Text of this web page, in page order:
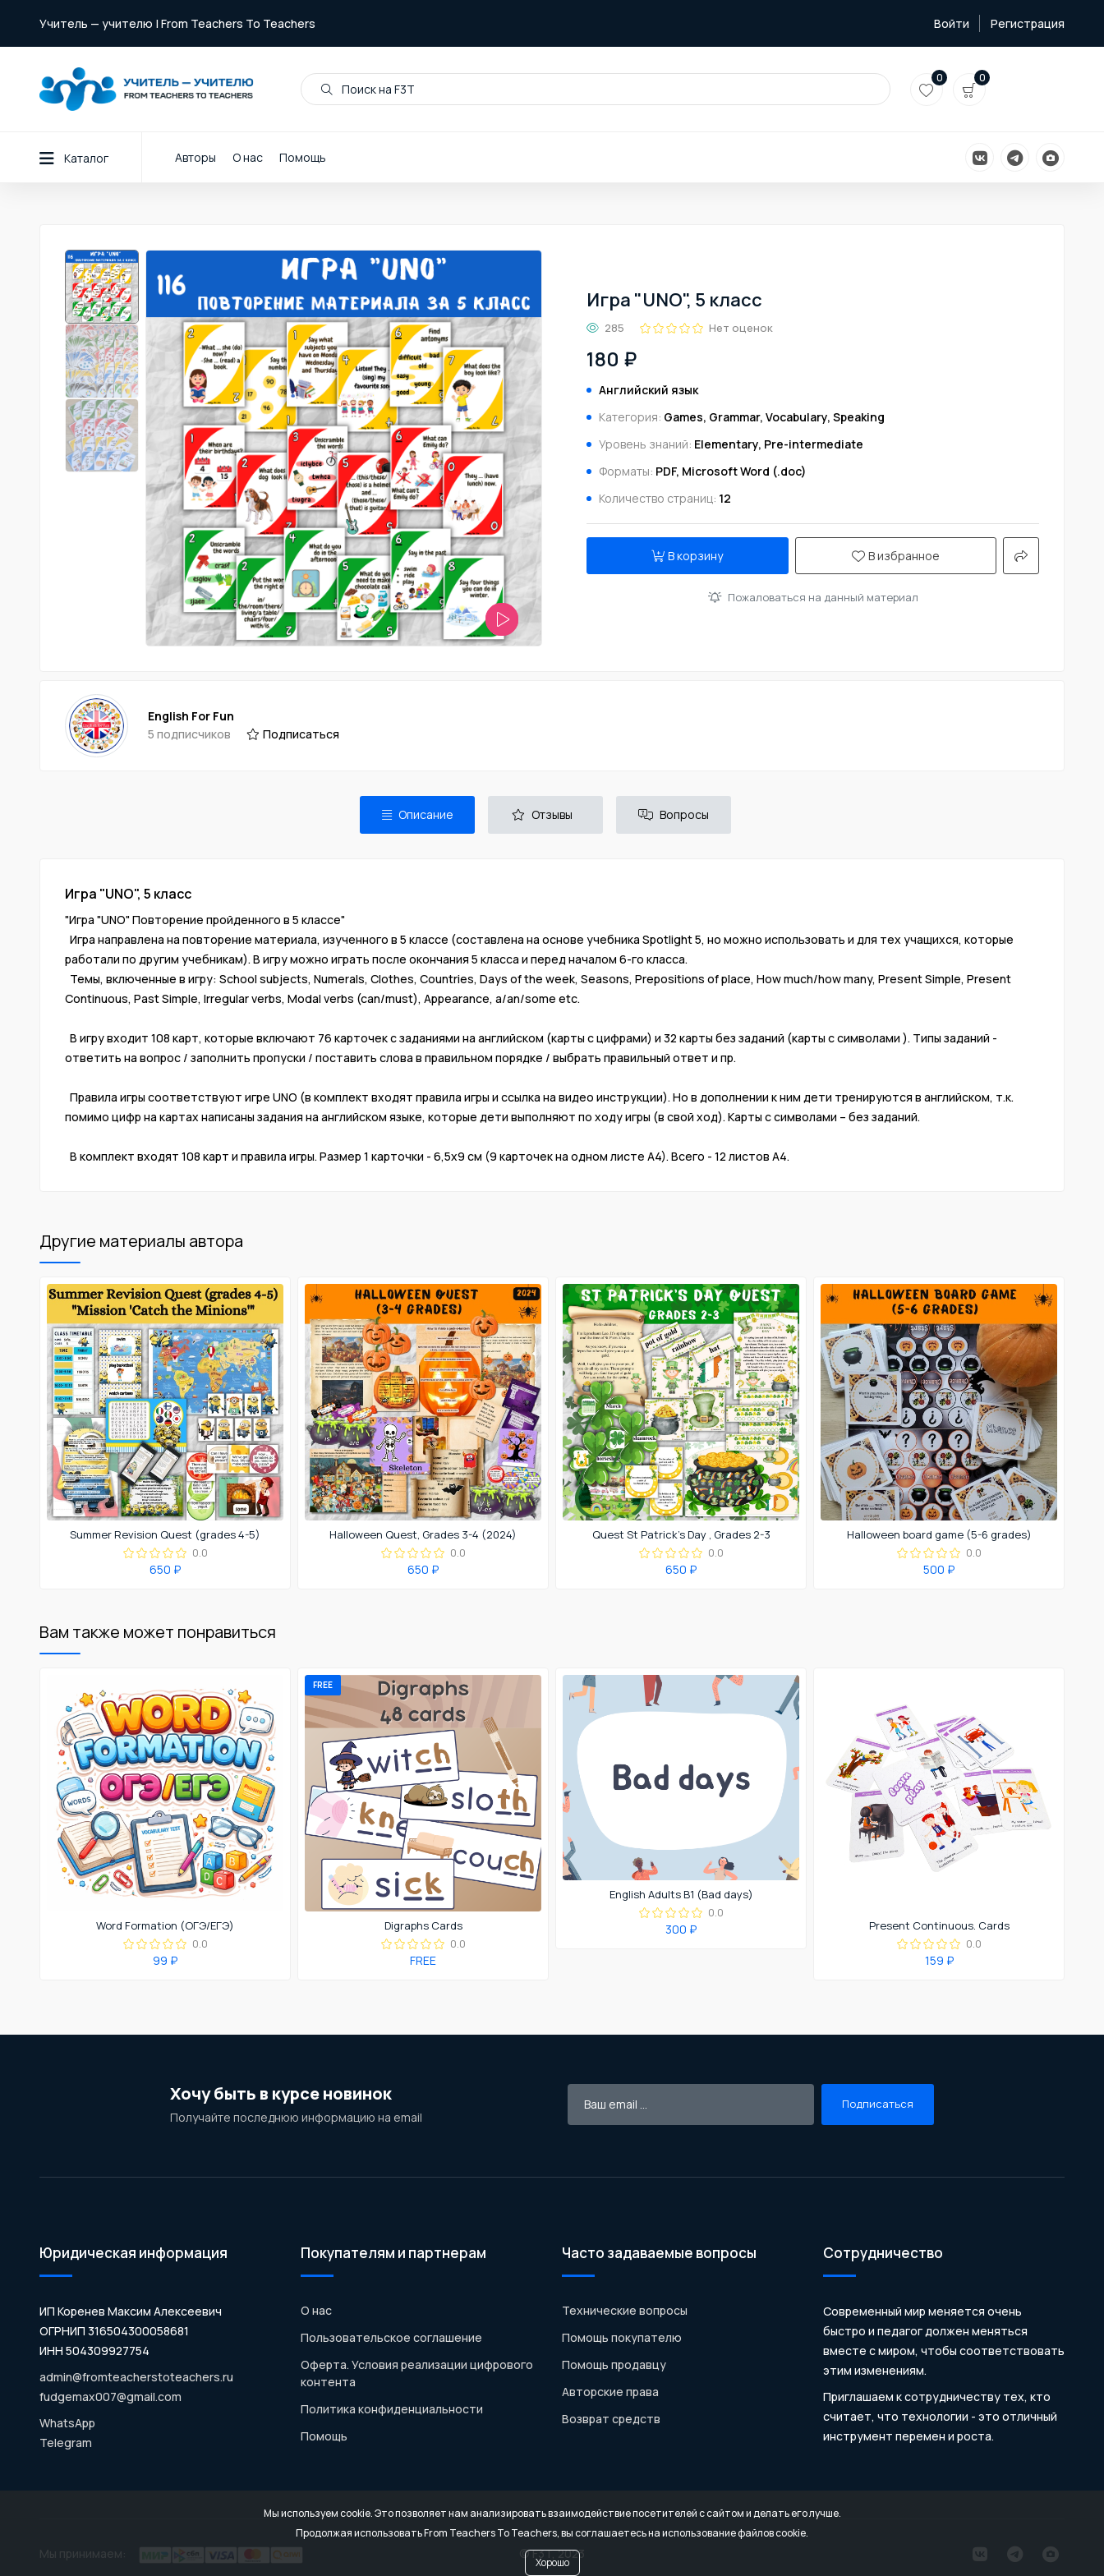
Учитель — учителю | From Teachers To Teachers Войти Регистрация
Поиск на F3T
0 0
Каталог Авторы О нас Помощь
Игра "UNO", 5 класс
285 Нет оценок
180 ₽
Английский язык
Категория: Games, Grammar, Vocabulary, Speaking
Уровень знаний: Elementary, Pre-intermediate
Форматы: PDF, Microsoft Word (.doc)
Количество страниц: 12
В корзину В избранное
Пожаловаться на данный материал
English For Fun
5 подписчиков
Подписаться
Описание Отзывы Вопросы
Игра "UNO", 5 класс
"Игра "UNO" Повторение пройденного в 5 классе"
Игра направлена на повторение материала, изученного в 5 классе (составлена на основе учебника Spotlight 5, но можно использовать и для тех учащихся, которые
работали по другим учебникам). В игру можно играть после окончания 5 класса и перед началом 6-го класса. ⠀
Темы, включенные в игру: School subjects, Numerals, Clothes, Countries, Days of the week, Seasons, Prepositions of place, How much/how many, Present Simple, Present
Continuous, Past Simple, Irregular verbs, Modal verbs (can/must), Appearance, a/an/some etc.⠀
В игру входит 108 карт, которые включают 76 карточек с заданиями на английском (карты с цифрами) и 32 карты без заданий (карты с символами ). Типы заданий -
ответить на вопрос / заполнить пропуски / поставить слова в правильном порядке / выбрать правильный ответ и пр. ⠀
Правила игры соответствуют игре UNO (в комплект входят правила игры и ссылка на видео инструкции). Но в дополнении к ним дети тренируются в английском, т.к.
помимо цифр на картах написаны задания на английском языке, которые дети выполняют по ходу игры (в свой ход). Карты с символами – без заданий. ⠀⠀
В комплект входят 108 карт и правила игры. Размер 1 карточки - 6,5х9 см (9 карточек на одном листе А4). Всего - 12 листов А4. ⠀
Другие материалы автора
Summer Revision Quest (grades 4-5)
0.0
650 ₽
Halloween Quest, Grades 3-4 (2024)
0.0
650 ₽
Quest St Patrick's Day , Grades 2-3
0.0
650 ₽
Halloween board game (5-6 grades)
0.0
500 ₽
Вам также может понравиться
Word Formation (ОГЭ/ЕГЭ)
0.0
99 ₽
FREE
Digraphs Cards
0.0
FREE
English Adults B1 (Bad days)
0.0
300 ₽
Present Continuous. Cards
0.0
159 ₽
Хочу быть в курсе новинок
Получайте последнюю информацию на email
Подписаться
Юридическая информация
ИП Коренев Максим Алексеевич
ОГРНИП 316504300058681
ИНН 504309927754
admin@fromteacherstoteachers.ru
fudgemax007@gmail.com
WhatsApp
Telegram
Покупателям и партнерам
О нас
Пользовательское соглашение
Оферта. Условия реализации цифрового
контента
Политика конфиденциальности
Помощь
Часто задаваемые вопросы
Технические вопросы
Помощь покупателю
Помощь продавцу
Авторские права
Возврат средств
Сотрудничество
Современный мир меняется очень
быстро и педагог должен меняться
вместе с миром, чтобы соответствовать
этим изменениям.
Приглашаем к сотрудничеству тех, кто
считает, что технологии - это отличный
инструмент перемен и роста.
Мы принимаем: © F3T, 2023
Мы используем cookie. Это позволяет нам анализировать взаимодействие посетителей с сайтом и делать его лучше.
Продолжая использовать From Teachers To Teachers, вы соглашаетесь на использование файлов cookie.
Хорошо